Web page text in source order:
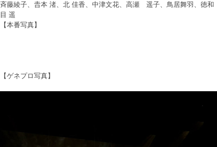
斉藤綾子、𠮷本 渚、北 佳香、中津文花、高瀬 遥子、鳥居舞羽、徳和
目 遥
【本番写真】
【ゲネプロ写真】